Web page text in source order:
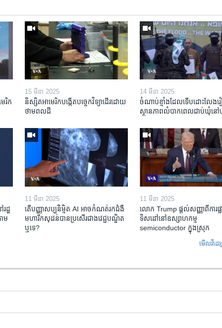
រិក​
15 មីនា 2025
និស្សិត​អាមេរិក​បង្កើត​បច្ចេកវិទ្យា​ដើរ​ដោយ​
ថាមពល​ដី
14 មីនា 2025
ចំណាប់ខ្មាំង​ដែល​ទើប​ដោះលែង​រ
ស្ថានភាព​​លំបាក​ពេល​ជាប់​ឃុំ​នៅ​ហ្
ដ្ឋ
ម​
11 មីនា 2025
តើ​បញ្ញាសប្បនិម្មិត​ AI អាច​កំណត់​រក​ជំងឺ
មហារីក​សុដន់​បាន​ប្រសើរ​ជាង​វេជ្ជបណ្ឌិត​
ឬ​ទេ?
11 មីនា 2025
លោក Trump ផ្តល់សញ្ញាពីការផ្ល
ទិសដៅនៅឧស្សាហកម្ម
semiconductor ក្នុងស្រុក
មើល​វីដ